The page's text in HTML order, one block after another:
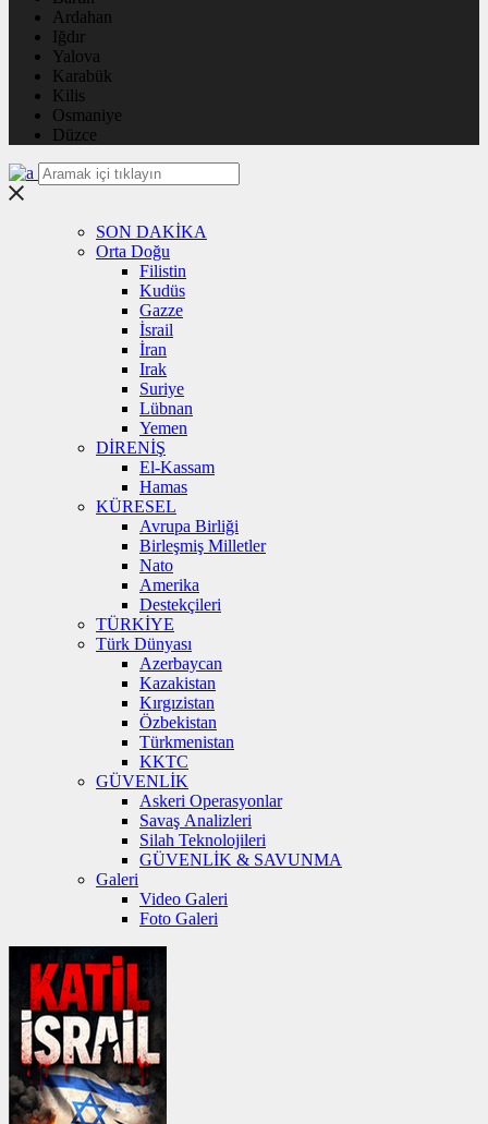
Ardahan
Iğdır
Yalova
Karabük
Kilis
Osmaniye
Düzce
SON DAKİKA
Orta Doğu
Filistin
Kudüs
Gazze
İsrail
İran
Irak
Suriye
Lübnan
Yemen
DİRENİŞ
El-Kassam
Hamas
KÜRESEL
Avrupa Birliği
Birleşmiş Milletler
Nato
Amerika
Destekçileri
TÜRKİYE
Türk Dünyası
Azerbaycan
Kazakistan
Kırgızistan
Özbekistan
Türkmenistan
KKTC
GÜVENLİK
Askeri Operasyonlar
Savaş Analizleri
Silah Teknolojileri
GÜVENLİK & SAVUNMA
Galeri
Video Galeri
Foto Galeri